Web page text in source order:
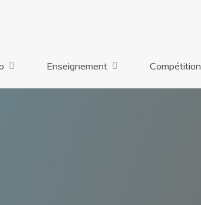
Enseignement Compétition